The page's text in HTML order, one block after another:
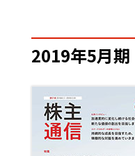
2019年5月期